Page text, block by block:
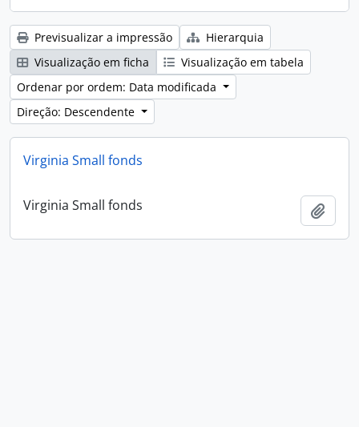
Previsualizar a impressão
Hierarquia
Visualização em ficha
Visualização em tabela
Ordenar por ordem: Data modificada
Direção: Descendente
Virginia Small fonds
Virginia Small fonds